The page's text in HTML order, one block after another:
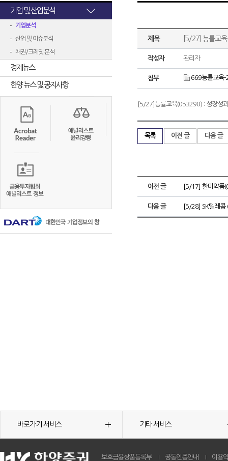
기업 및 산업분석
기업분석
산업 및 이슈분석
채권/크레딧 분석
경제뉴스
한양 뉴스 및 공지사항
제목 [5/27] 능률교
작성자 관리자
첨부 669능률교육
[5/27]능률교육(053290) : 성장성
목록 이전 글 다음 글
이전 글 [5/17] 한미약품
다음 글 [5/28] SK텔레콤
바로가기 서비스 기타 서비스
보호금융상품등록부 공동인증안내 이용